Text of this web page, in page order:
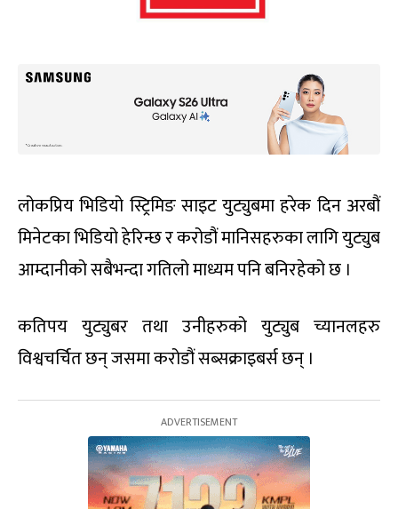
लोकप्रिय भिडियो स्ट्रिमिङ साइट युट्युबमा हरेक दिन अरबौं
मिनेटका भिडियो हेरिन्छ र करोडौं मानिसहरुका लागि युट्युब
आम्दानीको सबैभन्दा गतिलो माध्यम पनि बनिरहेको छ ।
कतिपय युट्युबर तथा उनीहरुको युट्युब च्यानलहरु
विश्वचर्चित छन् जसमा करोडौं सब्सक्राइबर्स छन् ।